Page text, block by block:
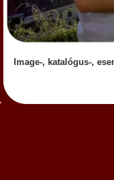
Image-, katalógus-,